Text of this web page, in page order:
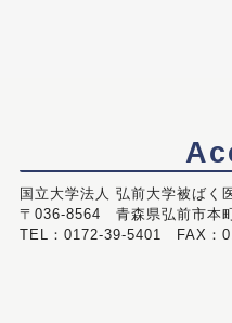
国立大学法人 弘前大学被ばく
〒036-8564 青森県弘前市本
TEL：0172-39-5401 FAX：